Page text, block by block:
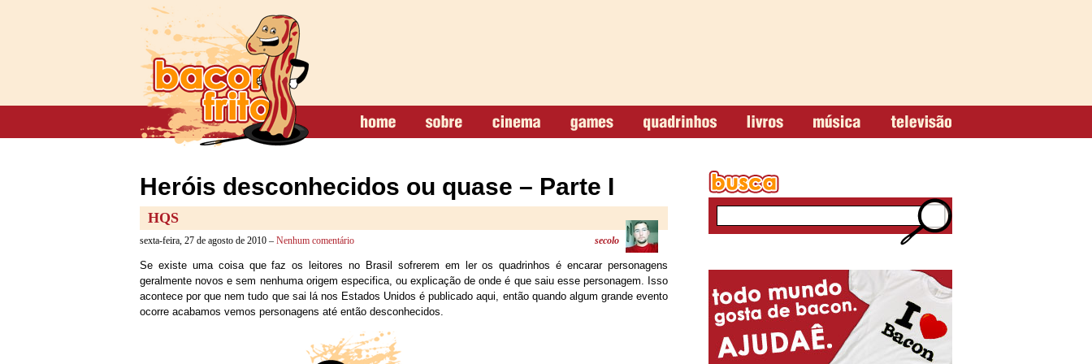
Heróis desconhecidos ou quase – Parte I
HQS
sexta-feira, 27 de agosto de 2010 – Nenhum comentário secolo
Se existe uma coisa que faz os leitores no Brasil sofrerem em ler os quadrinhos é encarar personagens
geralmente novos e sem nenhuma origem especifica, ou explicação de onde é que saiu esse personagem. Isso
acontece por que nem tudo que sai lá nos Estados Unidos é publicado aqui, então quando algum grande evento
ocorre acabamos vemos personagens até então desconhecidos.